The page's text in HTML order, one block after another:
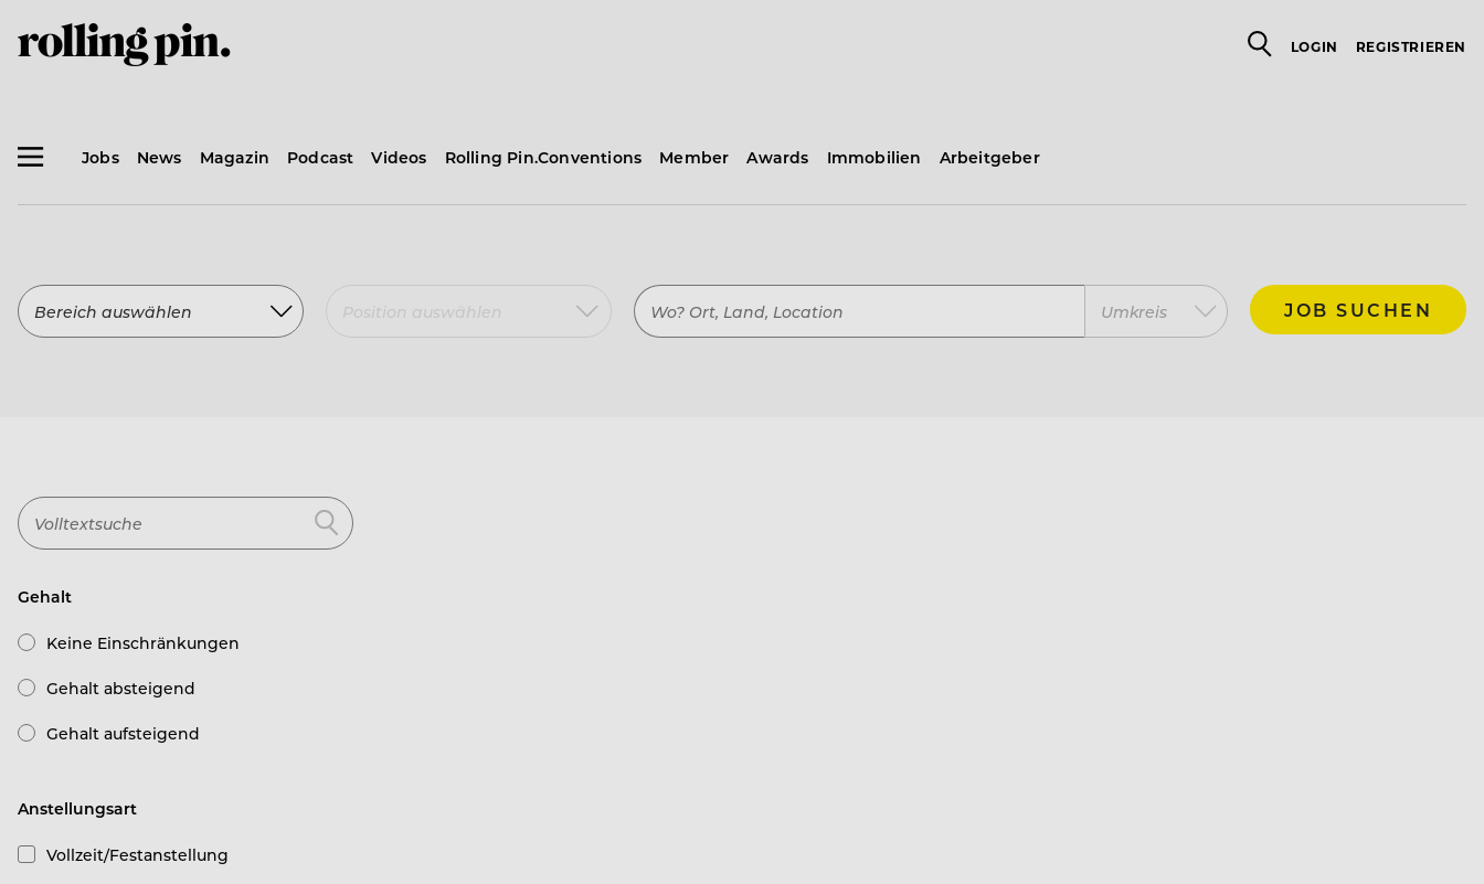
LOGIN REGISTRIEREN
Jobs News Magazin Podcast Videos Rolling Pin.Conventions Member Awards Immobilien Arbeitgeber
Bereich auswählen Umkreis JOB SUCHEN
Gehalt
Keine Einschränkungen
Gehalt absteigend
Gehalt aufsteigend
Anstellungsart
Vollzeit/Festanstellung